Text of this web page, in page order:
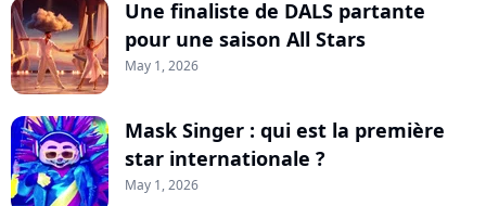
Une finaliste de DALS partante
pour une saison All Stars
May 1, 2026
Mask Singer : qui est la première
star internationale ?
May 1, 2026